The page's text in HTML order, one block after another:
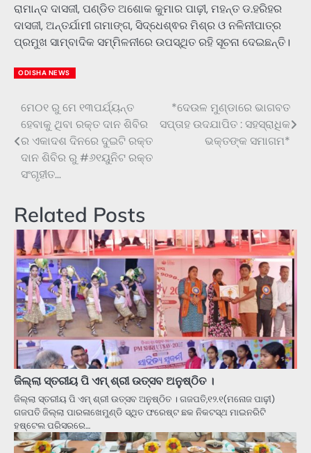
ରାମାନ୍ଦ ଦାସଜୀ, ପଣ୍ଡିତ ଅଶୋକ କୁମାର ପାଢ଼ୀ, ମହନ୍ତ ଡ.ହରିହର
ଦାସଜୀ, ଅନ୍ତର୍ଯାମୀ ଗମାଙ୍ଗ, ସିଦ୍ଧେଶ୍ଵର ମିଶ୍ର ଓ ନଳିନୀପାତ୍ର
ପ୍ରମୁଖ ସାମ୍ବାଦିକ ସମ୍ମିଳନୀରେ ଉପସ୍ଥିତ ରହି ସୂଚନା ଦେଇଛନ୍ତି।
ODISHA NEWS
Post
navigation
ମେ୦୧ ରୁ ମେ ୧୩ପର୍ଯ୍ୟନ୍ତ
ହେବାକୁ ଥିବା ରକ୍ତ ଦାନ ଶିବିର
ର ଏକାଦଶ ଦିନରେ ଦୁଇଟି ରକ୍ତ
ଦାନ ଶିବିର ରୁ #୬୧ୟୁନିଟ ରକ୍ତ
ସଂଗୃହୀତ…
*ଦେଉଳ ମୁଣ୍ଡାରେ ଭାଗବତ
ସପ୍ତାହ ଉଦଯାପିତ : ସହସ୍ରାଧିକ
ଭକ୍ତଙ୍କ ସମାଗମ*
Related Posts
ଜିଲ୍ଲା ସ୍ତରୀୟ ପି ଏମ୍ ଶ୍ରୀ ଉତ୍ସବ ଅନୁଷ୍ଠିତ ।
ଜିଲ୍ଲା ସ୍ତରୀୟ ପି ଏମ୍ ଶ୍ରୀ ଉତ୍ସବ ଅନୁଷ୍ଠିତ । ଗଜପତି,୧୨.୧(ମନୋଜ ପାଢ଼ୀ)
ଗଜପତି ଜିଲ୍ଲା ପାରଳାଖେମୁଣ୍ଡି ସ୍ଥିତ ଫରେଷ୍ଟ ଛକ ନିକଟସ୍ଥ ମାଇନରିଟି
ହଷ୍ଟେଲ ପରିସରରେ…